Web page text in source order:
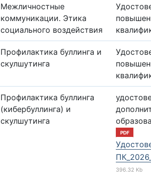
Межличностные
коммуникации. Этика
социального воздействия
Профилактика буллинга и
скулшутинга
Профилактика буллинга
(кибербуллинга) и
скулшутинга
PDF
396.32 Kb